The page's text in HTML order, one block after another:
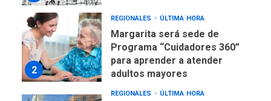
2
REGIONALES ÚLTIMA HORA
Margarita será sede de
Programa “Cuidadores 360”
para aprender a atender
adultos mayores
REGIONALES ÚLTIMA HORA